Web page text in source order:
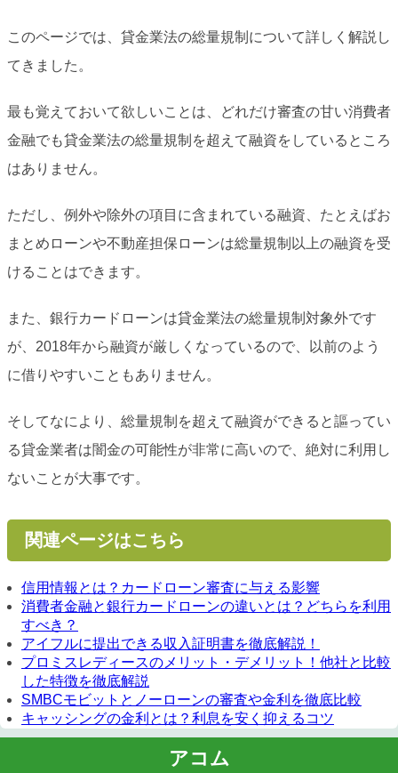
このページでは、貸金業法の総量規制について詳しく解説し
てきました。
最も覚えておいて欲しいことは、どれだけ審査の甘い消費者
金融でも貸金業法の総量規制を超えて融資をしているところ
はありません。
ただし、例外や除外の項目に含まれている融資、たとえばお
まとめローンや不動産担保ローンは総量規制以上の融資を受
けることはできます。
また、銀行カードローンは貸金業法の総量規制対象外です
が、2018年から融資が厳しくなっているので、以前のよう
に借りやすいこともありません。
そしてなにより、総量規制を超えて融資ができると謳ってい
る貸金業者は闇金の可能性が非常に高いので、絶対に利用し
ないことが大事です。
関連ページはこちら
信用情報とは？カードローン審査に与える影響
消費者金融と銀行カードローンの違いとは？どちらを利用
すべき？
アイフルに提出できる収入証明書を徹底解説！
プロミスレディースのメリット・デメリット！他社と比較
した特徴を徹底解説
SMBCモビットとノーローンの審査や金利を徹底比較
キャッシングの金利とは？利息を安く抑えるコツ
アコム